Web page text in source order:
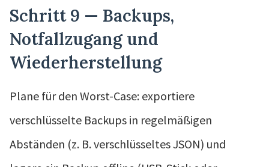
Schritt 9 — Backups,
Notfallzugang und
Wiederherstellung
Plane für den Worst-Case: exportiere
verschlüsselte Backups in regelmäßigen
Abständen (z. B. verschlüsseltes JSON) und